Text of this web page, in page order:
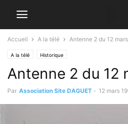
Accueil A la télé Antenne 2 du 12 mars
A la télé Historique
Antenne 2 du 12
Par Association Site DAGUET - 12 mars